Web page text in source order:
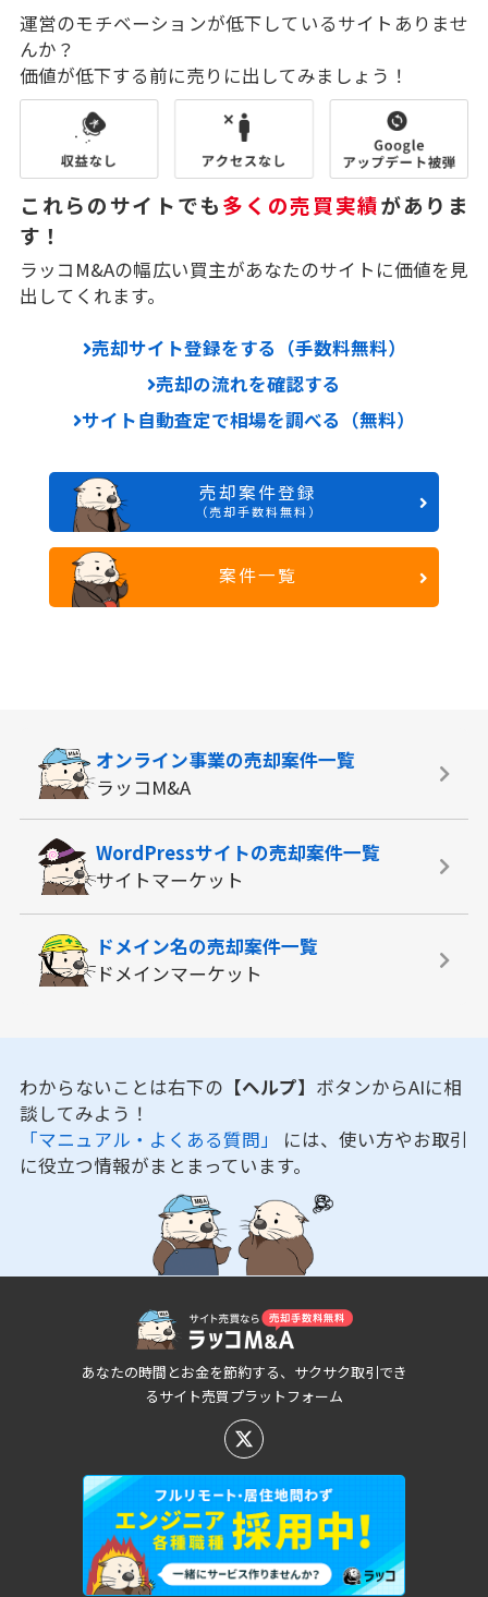
運営のモチベーションが低下しているサイトありませ
んか？
価値が低下する前に売りに出してみましょう！
これらのサイトでも多くの売買実績がありま
す！
ラッコM&Aの幅広い買主があなたのサイトに価値を見
出してくれます。
売却サイト登録をする（手数料無料）
売却の流れを確認する
サイト自動査定で相場を調べる（無料）
売却案件登録
（売却手数料無料）
案件一覧
オンライン事業の売却案件一覧
ラッコM&A
WordPressサイトの売却案件一覧
サイトマーケット
ドメイン名の売却案件一覧
ドメインマーケット
わからないことは右下の 【ヘルプ】 ボタンからAIに相
談してみよう！
「マニュアル・よくある質問」 には、使い方やお取引
に役立つ情報がまとまっています。
あなたの時間とお金を節約する、サクサク取引でき
るサイト売買プラットフォーム